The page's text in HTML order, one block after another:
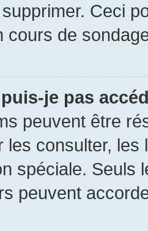
Ceci
cours de
je pas
peuvent être
les consulter,
spéciale. Seuls
peuvent